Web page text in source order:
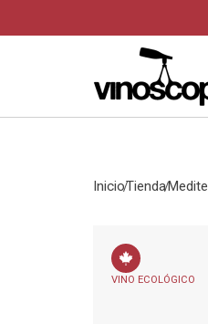
InicioTienda
VINO ECOLÓGICO